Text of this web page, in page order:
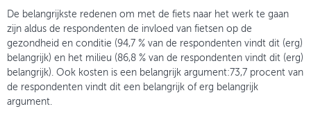
De belangrijkste redenen om met de fiets naar het werk te gaan
zijn aldus de respondenten de invloed van fietsen op de
gezondheid en conditie (94,7 % van de respondenten vindt dit (erg)
belangrijk) en het milieu (86,8 % van de respondenten vindt dit (erg)
belangrijk). Ook kosten is een belangrijk argument:73,7 procent van
de respondenten vindt dit een belangrijk of erg belangrijk
argument.